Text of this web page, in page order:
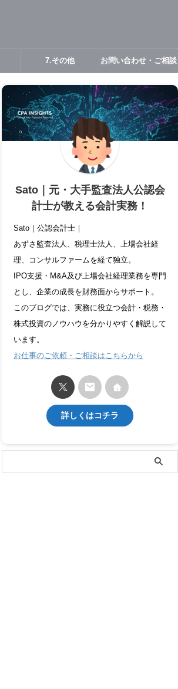
7.その他 お問い合わせ・ご相談
Sato｜元・大手監査法人公認会
計士が教える会計実務！
Sato｜公認会計士｜
あずさ監査法人、税理士法人、上場会社経
理、コンサルファームを経て独立。
IPO支援・M&A及び上場会社経理業務を専門
とし、企業の成長を財務面からサポート。
このブログでは、実務に役立つ会計・税務・
株式投資のノウハウを分かりやすく解説して
います。
お仕事のご依頼・ご相談はこちらから
詳しくはコチラ